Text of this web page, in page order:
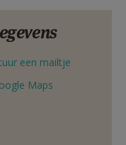
een mailtje
Maps